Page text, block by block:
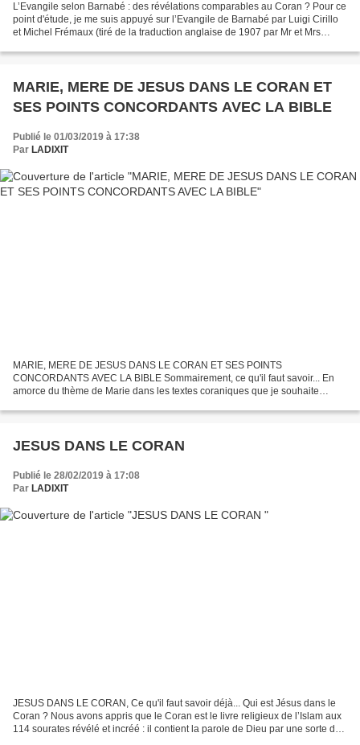
L’Evangile selon Barnabé : des révélations comparables au Coran ? Pour ce
point d'étude, je me suis appuyé sur l’Evangile de Barnabé par Luigi Cirillo
et Michel Frémaux (tiré de la traduction anglaise de 1907 par Mr et Mrs
MARIE, MERE DE JESUS DANS LE CORAN ET
SES POINTS CONCORDANTS AVEC LA BIBLE
Publié le 01/03/2019 à 17:38
Par LADIXIT
MARIE, MERE DE JESUS DANS LE CORAN ET SES POINTS
CONCORDANTS AVEC LA BIBLE Sommairement, ce qu'il faut savoir... En
amorce du thème de Marie dans les textes coraniques que je souhaite
JESUS DANS LE CORAN
Publié le 28/02/2019 à 17:08
Par LADIXIT
JESUS DANS LE CORAN, Ce qu'il faut savoir déjà... Qui est Jésus dans le
Coran ? Nous avons appris que le Coran est le livre religieux de l’Islam aux
114 sourates révélé et incréé : il contient la parole de Dieu par une sorte de